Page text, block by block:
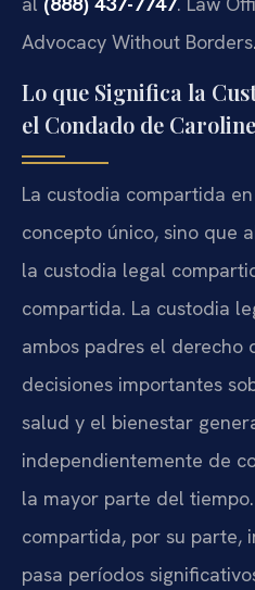
Advocacy Without Borders.
Lo que Significa la
el Condado de
La custodia compartida
concepto único, sino que
la custodia legal
compartida. La custodia
ambos padres el derecho
decisiones importantes
salud y el bienestar
independientemente de
la mayor parte del
compartida, por su parte,
pasa períodos